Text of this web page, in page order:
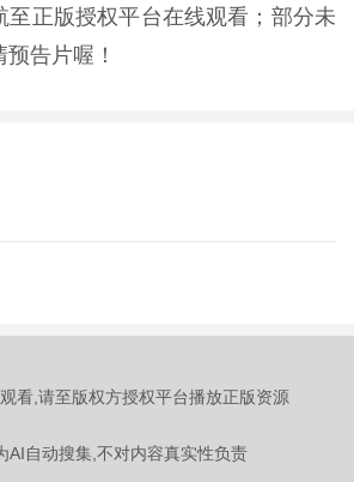
至正版授权平台在线观看；部分未
告片喔！
看,请至版权方授权平台播放正版资源
AI自动搜集,不对内容真实性负责